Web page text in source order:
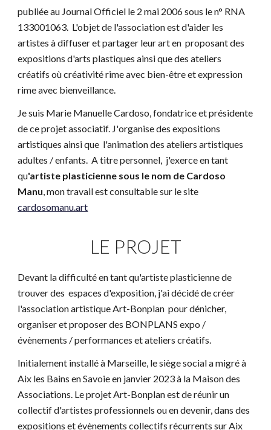
publiée au Journal Officiel le 2 mai 2006 sous le n° RNA
133001063. L'objet de l'association est d'aider les
artistes à diffuser et partager leur art en proposant des
expositions d'arts plastiques ainsi que des ateliers
créatifs où créativité rime avec bien-être et expression
rime avec bienveillance.
Je suis Marie Manuelle Cardoso, fondatrice et présidente
de ce projet associatif. J'organise des expositions
artistiques ainsi que l'animation des ateliers artistiques
adultes / enfants. A titre personnel, j'exerce en tant
qu'artiste plasticienne sous le nom de Cardoso
Manu, mon travail est consultable sur le site
cardosomanu.art
LE PROJET
Devant la difficulté en tant qu'artiste plasticienne de
trouver des espaces d'exposition, j'ai décidé de créer
l'association artistique Art-Bonplan pour dénicher,
organiser et proposer des BONPLANS expo /
évènements / performances et ateliers créatifs.
Initialement installé à Marseille, le siège social a migré à
Aix les Bains en Savoie en janvier 2023à la Maison des
Associations. Le projet Art-Bonplan est de réunir un
collectif d'artistes professionnels ou en devenir, dans des
expositions et évènements collectifs récurrentssur Aix